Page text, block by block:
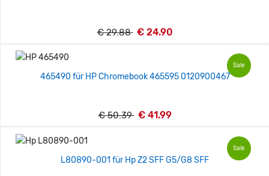
€ 29.88 € 24.90
Sale
465490 für HP Chromebook 465595 0120900467
€ 50.39 € 41.99
Sale
L80890-001 für Hp Z2 SFF G5/G8 SFF